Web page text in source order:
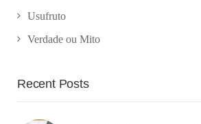
Usufruto
Verdade ou Mito
Recent Posts